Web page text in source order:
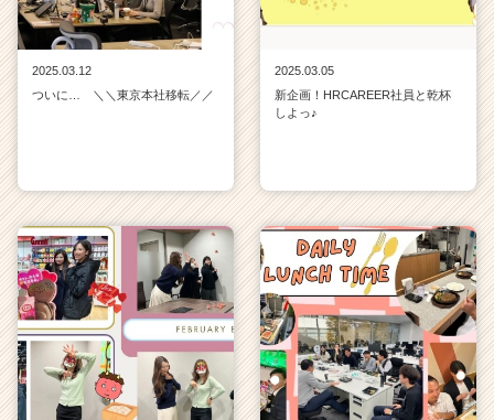
2025.03.12
ついに… ＼＼東京本社移転／／
2025.03.05
新企画！HRCAREER社員と乾杯
しよっ♪